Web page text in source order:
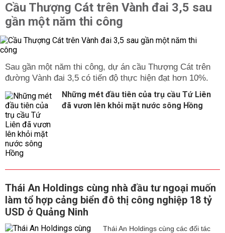
Cầu Thượng Cát trên Vành đai 3,5 sau
gần một năm thi công
Sau gần một năm thi công, dự án cầu Thượng Cát trên
đường Vành đai 3,5 có tiến độ thực hiện đạt hơn 10%.
Những mét đầu tiên của trụ cầu Tứ Liên
đã vươn lên khỏi mặt nước sông Hồng
Thái An Holdings cùng nhà đầu tư ngoại muốn
làm tổ hợp cảng biển đô thị công nghiệp 18 tỷ
USD ở Quảng Ninh
Thái An Holdings cùng các đối tác